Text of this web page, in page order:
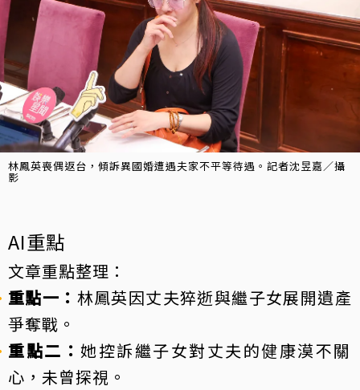
林鳳英喪偶返台，傾訴異國婚遭遇夫家不平等待遇。記者沈昱嘉／攝
影
AI重點
文章重點整理：
重點一： 林鳳英因丈夫猝逝與繼子女展開遺產
爭奪戰。
重點二：她控訴繼子女對丈夫的健康漠不關
心，未曾探視。